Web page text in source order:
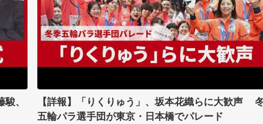
、
【詳報】「りくりゅう」、坂本花織らに大歓声
五輪パラ選手団が東京・日本橋でパレード